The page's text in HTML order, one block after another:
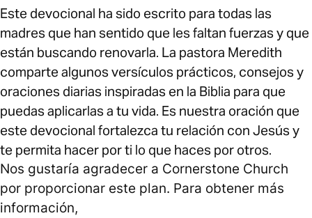
Este devocional ha sido escrito para todas las
madres que han sentido que les faltan fuerzas y que
están buscando renovarla. La pastora Meredith
comparte algunos versículos prácticos, consejos y
oraciones diarias inspiradas en la Biblia para que
puedas aplicarlas a tu vida. Es nuestra oración que
este devocional fortalezca tu relación con Jesús y
te permita hacer por ti lo que haces por otros.
Nos gustaría agradecer a Cornerstone Church
por proporcionar este plan. Para obtener más
información,